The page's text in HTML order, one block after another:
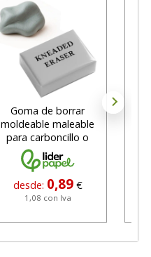
Goma de borrar
moldeable maleable
para carboncillo o
grafito
desde: 0,89 €
1,08 con Iva